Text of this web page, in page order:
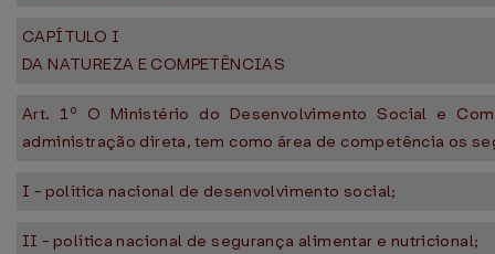
CAPÍTULO I
DA NATUREZA E COMPETÊNCIAS
Art. 1º O Ministério do Desenvolvimento Social e
administração direta, tem como área de competência os
I - política nacional de desenvolvimento social;
II - política nacional de segurança alimentar e nutricional;